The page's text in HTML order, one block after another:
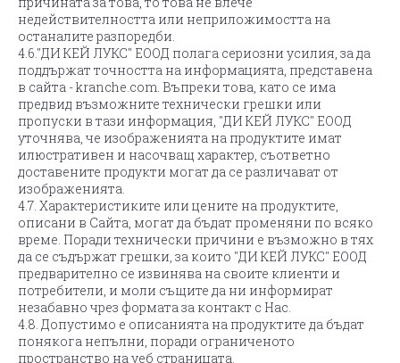
недействителността или неприложимостта на
останалите разпоредби.
4.6."ДИ КЕЙ ЛУКС" ЕООД полага сериозни усилия, за да
поддържат точността на информацията, представена
в сайта - kranche.com. Въпреки това, като се има
предвид възможните технически грешки или
пропуски в тази информация, "ДИ КЕЙ ЛУКС" ЕООД
уточнява, че изображенията на продуктите имат
илюстративен и насочващ характер, съответно
доставените продукти могат да се различават от
изображенията.
4.7. Характеристиките или цените на продуктите,
описани в Сайта, могат да бъдат променяни по всяко
време. Поради технически причини е възможно в тях
да се съдържат грешки, за които "ДИ КЕЙ ЛУКС" ЕООД
предварително се извинява на своите клиенти и
потребители, и моли същите да ни информират
незабавно чрез формата за контакт с Нас.
4.8. Допустимо е описанията на продуктите да бъдат
понякога непълни, поради ограниченото
пространство на уеб страницата.